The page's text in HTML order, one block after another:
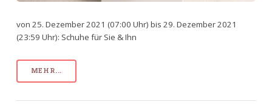
von 25. Dezember 2021 (07:00 Uhr) bis 29. Dezember 2021
(23:59 Uhr): Schuhe für Sie & Ihn
MEHR...